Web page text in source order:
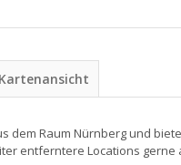
Kartenansicht
dem Raum Nürnberg und
entferntere Locations gerne